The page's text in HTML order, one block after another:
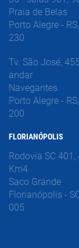
Praia de Belas
Porto Alegre -
230
Tv. São José,
andar
Navegantes
Porto Alegre -
200
FLORIANÓPOLIS
Rodovia SC 401,
Km4
Saco Grande
Florianópolis -
005